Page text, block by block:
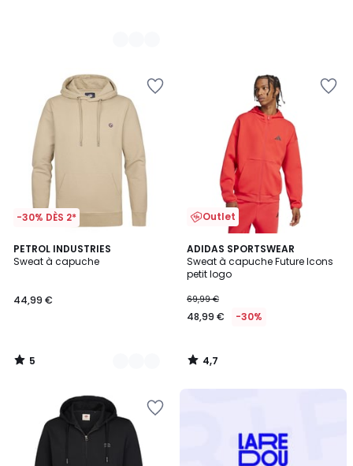
-30% DÈS 2*
PETROL INDUSTRIES
Sweat à capuche
44,99 €
5
/
2
Couleurs
5
/
Outlet
ADIDAS SPORTSWEAR
Sweat à capuche Future Icons
petit logo
69,99 €
48,99 € -30%
4,7
/ 5
4,7
/